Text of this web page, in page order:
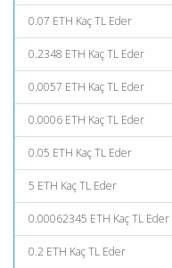
0.07 ETH Kaç TL Eder
0.2348 ETH Kaç TL Eder
0.0057 ETH Kaç TL Eder
0.0006 ETH Kaç TL Eder
0.05 ETH Kaç TL Eder
5 ETH Kaç TL Eder
0.00062345 ETH Kaç TL Eder
0.2 ETH Kaç TL Eder